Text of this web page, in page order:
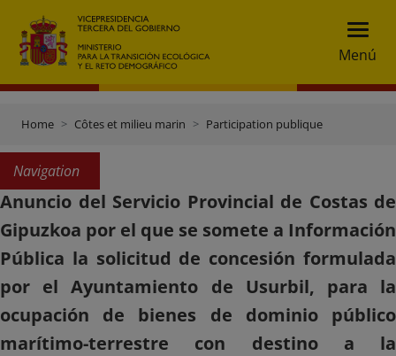
Menú
Home Côtes et milieu marin Participation publique
Navigation
Anuncio del Servicio Provincial de Costas de
Gipuzkoa por el que se somete a Información
Pública la solicitud de concesión formulada
por el Ayuntamiento de Usurbil, para la
ocupación de bienes de dominio público
marítimo-terrestre con destino a la